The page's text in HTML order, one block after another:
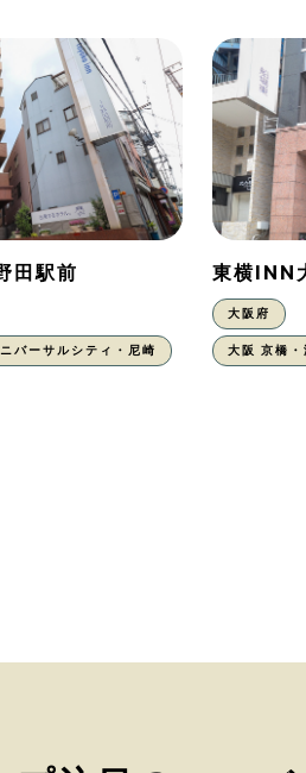
田駅前
バーサルシティ・尼崎
東横INN
大阪府
大阪 京橋